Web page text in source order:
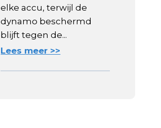
elke accu, terwijl de
dynamo beschermd
blijft tegen de...
Lees meer >>